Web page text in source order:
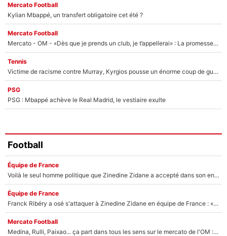
Mercato Football
Kylian Mbappé, un transfert obligatoire cet été ?
Mercato Football
Mercato - OM - «Dès que je prends un club, je t’appellerai» : La promesse de Marcelino au moment de claquer la porte
Tennis
Victime de racisme contre Murray, Kyrgios pousse un énorme coup de gueule !
PSG
PSG : Mbappé achève le Real Madrid, le vestiaire exulte
Football
Équipe de France
Voilà le seul homme politique que Zinedine Zidane a accepté dans son entourage : «Je garde un très bon souvenir de lui»
Équipe de France
Franck Ribéry a osé s'attaquer à Zinedine Zidane en équipe de France : «Je n'aurais jamais fait ça»
Mercato Football
Medina, Rulli, Paixao... ça part dans tous les sens sur le mercato de l'OM : Frank McCourt va enfin récupérer l'argent qu'il attend ?